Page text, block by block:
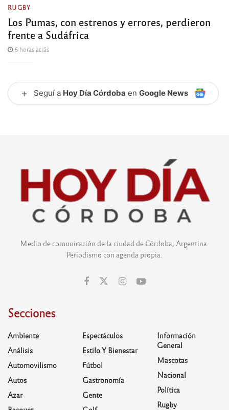
RUGBY
Los Pumas, con estrenos y errores, perdieron
frente a Sudáfrica
6 horas atrás
+ Seguí a Hoy Día Córdoba en Google News
Medio de comunicación de la ciudad de Córdoba, Argentina.
Periodismo con agenda propia.
Secciones
Ambiente
Análisis
Automovilismo
Autos
Azar
Espectáculos
Estilo Y Bienestar
Fútbol
Gastronomía
Gente
Información
General
Mascotas
Nacional
Política
Rugby